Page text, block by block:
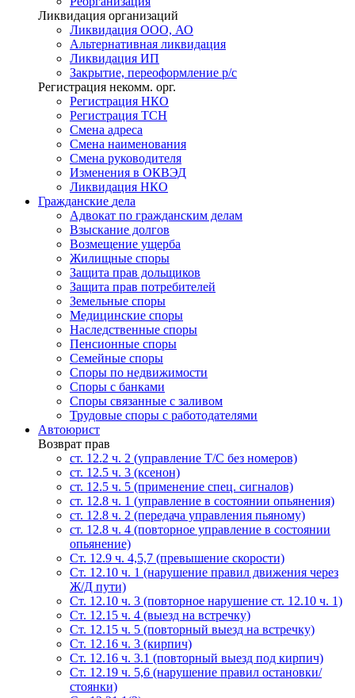
Ликвидация организаций
Ликвидация ООО, АО
Альтернативная ликвидация
Ликвидация ИП
Закрытие, переоформление р/с
Регистрация некомм. орг.
Регистрация НКО
Регистрация ТСН
Смена адреса
Смена наименования
Смена руководителя
Изменения в ОКВЭД
Ликвидация НКО
Гражданские дела
Адвокат по гражданским делам
Взыскание долгов
Возмещение ущерба
Жилищные споры
Защита прав дольщиков
Защита прав потребителей
Земельные споры
Медицинские споры
Наследственные споры
Пенсионные споры
Семейные споры
Cпоры по недвижимости
Споры с банками
Споры связанные с заливом
Трудовые споры с работодателями
Автоюрист
Возврат прав
ст. 12.2 ч. 2 (управление Т/С без номеров)
ст. 12.5 ч. 3 (ксенон)
ст. 12.5 ч. 5 (применение спец. сигналов)
cт. 12.8 ч. 1 (управление в состоянии опьянения)
ст. 12.8 ч. 2 (передача управления пьяному)
ст. 12.8 ч. 4 (повторное управление в состоянии
опьянение)
Ст. 12.9 ч. 4,5,7 (превышение скорости)
Ст. 12.10 ч. 1 (нарушение правил движения через
Ж/Д пути)
Ст. 12.10 ч. 3 (повторное нарушение ст. 12.10 ч. 1)
Ст. 12.15 ч. 4 (выезд на встречку)
Ст. 12.15 ч. 5 (повторный выезд на встречку)
Ст. 12.16 ч. 3 (кирпич)
Ст. 12.16 ч. 3.1 (повторный выезд под кирпич)
Ст. 12.19 ч. 5,6 (нарушение правил остановки/
стоянки)